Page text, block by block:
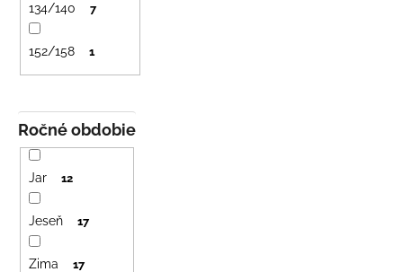
Ročné obdobie
Jar 12
Jeseň 17
Zima 17
134/140 7
152/158 1
m
LETNÁ
ČIAPKA
S
UV
30
SVETLO
€16